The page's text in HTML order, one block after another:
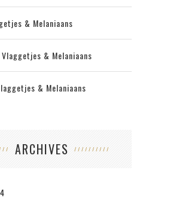
& Melaniaans
Vlaggetjes & Melaniaans
& Melaniaans
ARCHIVES